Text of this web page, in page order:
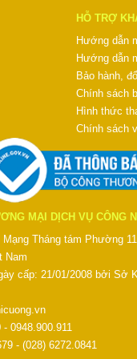
HỖ TRỢ
Hướng dẫn
Hướng dẫn
Bảo hành,
Chính sách
Hình thức
Chính sách
MẠI DỊCH VỤ CÔNG
Tháng tám Phường
Nam
cấp: 21/01/2008 bởi Sở
- 0948.900.911
(028) 6272.0841